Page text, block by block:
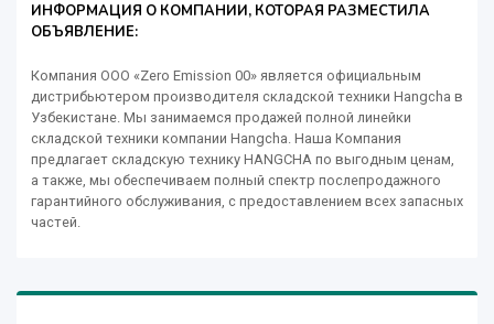
ИНФОРМАЦИЯ О КОМПАНИИ, КОТОРАЯ РАЗМЕСТИЛА
ОБЪЯВЛЕНИЕ:
Компания ООО «Zero Emission 00» является официальным
дистрибьютером производителя складской техники Hangcha в
Узбекистане. Мы занимаемся продажей полной линейки
складской техники компании Hangcha. Наша Компания
предлагает складскую технику HANGCHA по выгодным ценам,
а также, мы обеспечиваем полный спектр послепродажного
гарантийного обслуживания, с предоставлением всех запасных
частей.